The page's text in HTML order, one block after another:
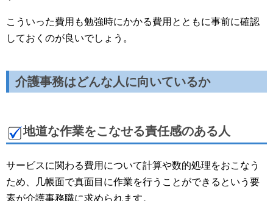
こういった費用も勉強時にかかる費用とともに事前に確認
しておくのが良いでしょう。
介護事務はどんな人に向いているか
地道な作業をこなせる責任感のある人
サービスに関わる費用について計算や数的処理をおこなう
ため、几帳面で真面目に作業を行うことができるという要
素が介護事務職に求められます。